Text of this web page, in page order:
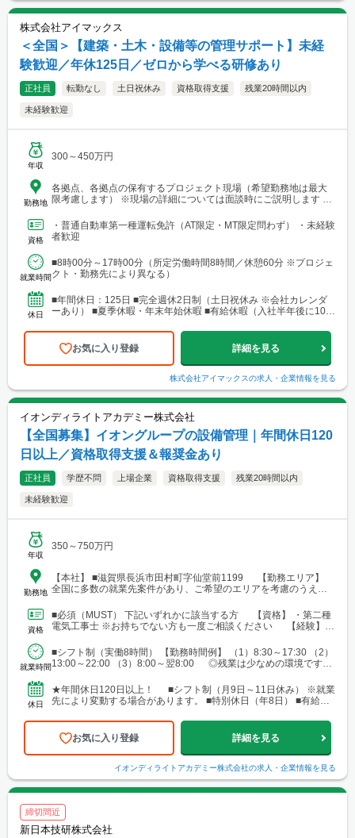
株式会社アイマックス
＜全国＞【建築・土木・設備等の管理サポート】未経
験歓迎／年休125日／ゼロから学べる研修あり
正社員 転勤なし 土日祝休み 資格取得支援 残業20時間以内
未経験歓迎
年収
300～450万円
勤務地
各拠点、各拠点の保有するプロジェクト現場（希望勤務地は最大
限考慮します） ※現場の詳細については面談時にご説明します
渋谷区代々木2-23-1 ニューステートメナー1055 └アクセス：京王
線「新宿駅」から徒歩5分 ※東京都を中心とした首都圏のほか、栃
木・群馬・茨城・埼玉・山梨・千葉・神奈川などに関東圏内の現
7-4（アーケード内） 宮城商事ビル4F ※宮城県エリアのほか、青
森・岩手・秋田・山形・福島などに現場あり ■北日本支店 札
北10条西3丁目13 NKエルムビル1F └アクセス：地下鉄「北12条
駅」徒歩3分、JR「札幌駅」徒歩9分 ※札幌を中心とした道央圏の
ど）に現場あり。 ■関西支店 神戸営業所 兵庫県神戸市中央区東
町122-2 港都ビル8階 └アクセス：「三宮・花時計前駅」から徒歩
2分、「三宮駅」から徒歩8分 ※関西、近畿圏を中心としたエリア
のほか、西日本（九州・四国・中国）にも現場あり。 ■関西
支店 大阪事務所 大阪府大阪市北区梅田1-1-3-500 大阪駅前第3ビル
5階10号 └アクセス：阪急電鉄「大阪梅田駅」、御堂筋線「梅田
駅」、JR「大阪駅」よりアクセス良好 ※関西、近畿圏を中心とし
たエリアのほか、東海・北陸エリアにも現場あり。
資格
・普通自動車第一種運転免許（AT限定・MT限定問わず） ・未経験
者歓迎
就業時間
■8時00分～17時00分（所定労働時間8時間／休憩60分 ※プロジェ
クト・勤務先により異なる）
休日
■年間休日：125日 ■完全週休2日制（土日祝休み ※会社カレンダ
ーあり） ■夏季休暇・年末年始休暇 ■有給休暇（入社半年後に10日
お気に入り登録 詳細を見る
株式会社アイマックスの求人・企業情報を見る
イオンディライトアカデミー株式会社
【全国募集】イオングループの設備管理｜年間休日120
日以上／資格取得支援＆報奨金あり
正社員 学歴不問 上場企業 資格取得支援 残業20時間以内
未経験歓迎
年収
350～750万円
勤務地
【本社】 ■滋賀県長浜市田村町字仙堂前1199 【勤務エリア】
全国に多数の就業先案件があり、ご希望のエリアを考慮のうえ配
す。 ■北海道 ■東北 └仙台市 ■関東 └東京23区 └町田・立
川・調布・西東京 └横浜・川崎・相模原・海老名・厚木 └千葉・
船橋・市川・柏・浦安・市原 └さいたま・川越・越谷・久喜・三
橋・岡崎・長久手・日進・稲沢・清須・小牧 └岐阜・各務原 └
津・四日市・桑名・志摩 └静岡・浜松・沼津・御殿場 ■関西 └
和泉・泉南 └神戸市・西宮・尼崎・姫路・加古川 └京都市・長岡
京・舞鶴・木津・木津川・城陽・京田辺・福知山・綾部・八幡 └
└奈良市・橿原・大和郡山 ■中四国 └広島市（安佐南区・南
区）・福山 └岡山・倉敷・津山
資格
■必須（MUST） 下記いずれかに該当する方 【資格】 ・第二種
電気工事士 ※お持ちでない方も一度ご相談ください 【経験】
就業時間
■シフト制（実働8時間） 【勤務時間例】 （1）8:30～17:30 （2）
13:00～22:00 （3）8:00～翌8:00 ◎残業は少なめの環境です。
休日
★年間休日120日以上！ ■シフト制（月9日～11日休み） ※就業
先により変動する場合があります。 ■特別休日（年8日） ■有給休
お気に入り登録 詳細を見る
イオンディライトアカデミー株式会社の求人・企業情報を見る
締切間近
新日本技研株式会社